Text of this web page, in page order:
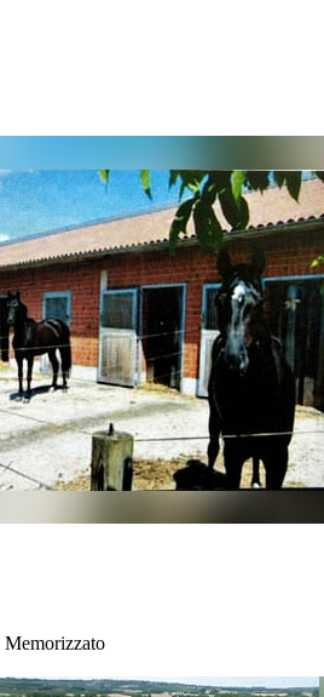
Memorizzato